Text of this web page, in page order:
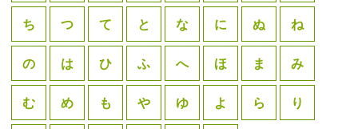
ち つ て と な に ぬ ね
の は ひ ふ へ ほ ま み
む め も や ゆ よ ら り